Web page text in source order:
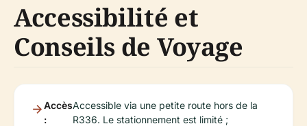
Accessibilité et
Conseils de Voyage
Accès
:
Accessible via une petite route hors de la
R336. Le stationnement est limité ;